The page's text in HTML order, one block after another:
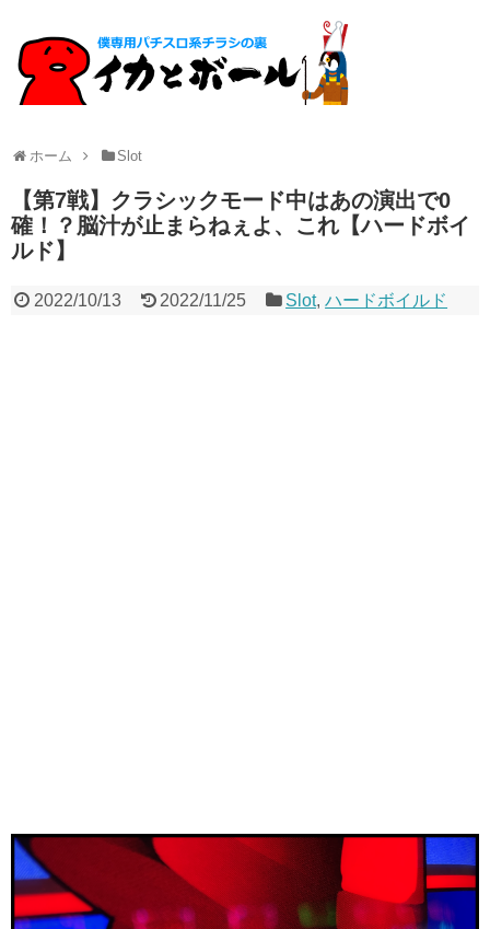
ホーム Slot
【第7戦】クラシックモード中はあの演出で0
確！？脳汁が止まらねぇよ、これ【ハードボイ
ルド】
2022/10/13 2022/11/25 Slot,ハードボイルド